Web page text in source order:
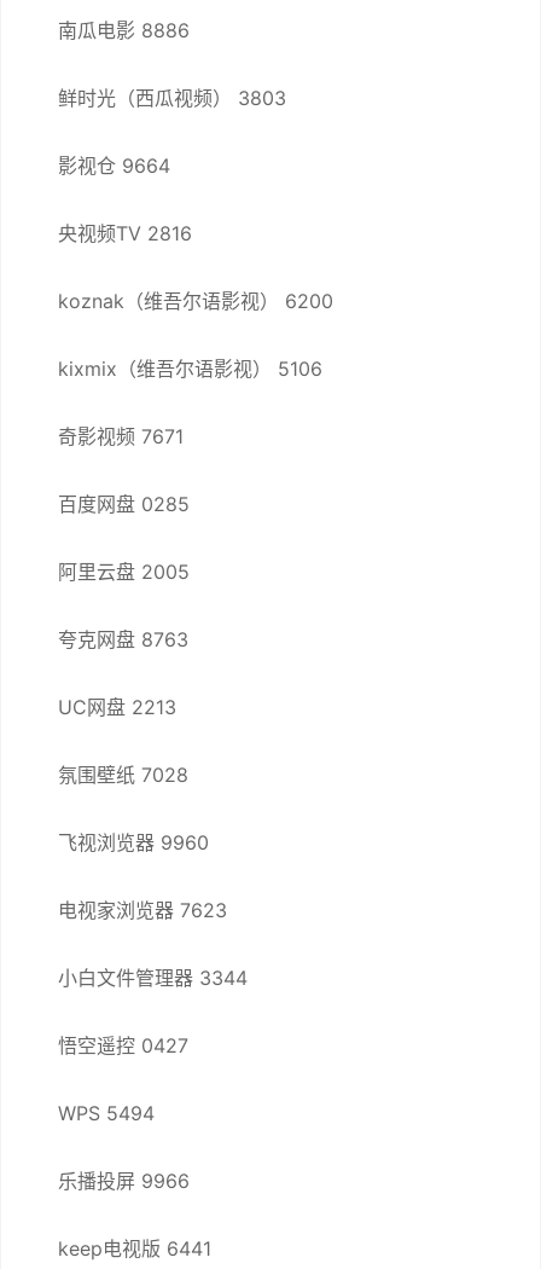
南瓜电影 8886
鲜时光（西瓜视频） 3803
影视仓 9664
央视频TV 2816
koznak（维吾尔语影视） 6200
kixmix（维吾尔语影视） 5106
奇影视频 7671
百度网盘 0285
阿里云盘 2005
夸克网盘 8763
UC网盘 2213
氛围壁纸 7028
飞视浏览器 9960
电视家浏览器 7623
小白文件管理器 3344
悟空遥控 0427
WPS 5494
乐播投屏 9966
keep电视版 6441